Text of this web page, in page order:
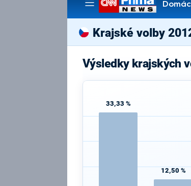
Pořady
Krajské volby
Výsledky krajských
33,33 %
12,50 %